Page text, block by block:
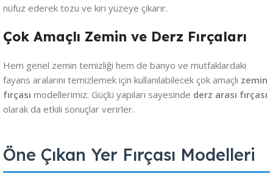
nüfuz ederek tozu ve kiri yüzeye çıkarır.
Çok Amaçlı Zemin ve Derz Fırçaları
Hem genel zemin temizliği hem de banyo ve mutfaklardaki
fayans aralarını temizlemek için kullanılabilecek çok amaçlı zemin
fırçası modellerimiz. Güçlü yapıları sayesinde derz arası fırçası
olarak da etkili sonuçlar verirler.
Öne Çıkan Yer Fırçası Modelleri